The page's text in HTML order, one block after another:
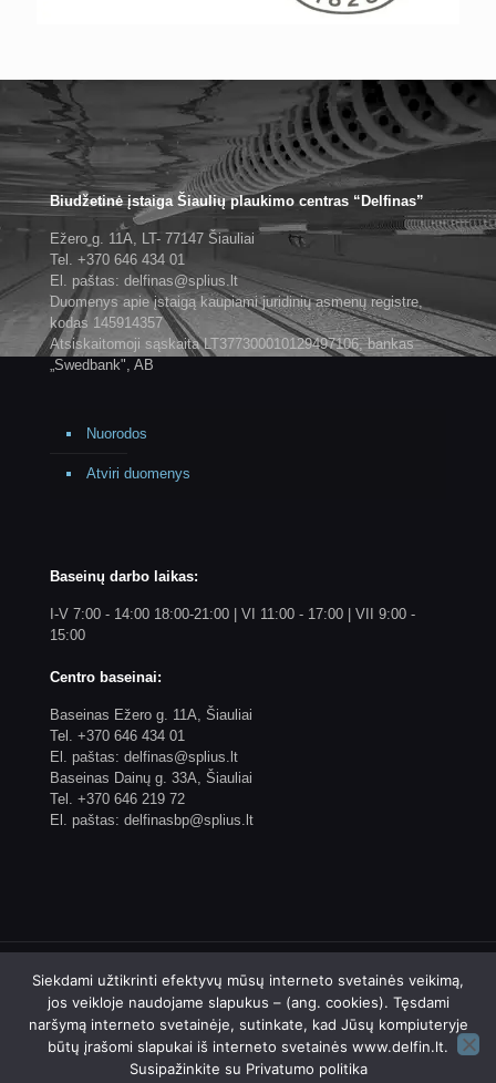
Biudžetinė įstaiga Šiaulių plaukimo centras “Delfinas”
Ežero g. 11A, LT- 77147 Šiauliai
Tel. +370 646 434 01
El. paštas: delfinas@splius.lt
Duomenys apie įstaigą kaupiami juridinių asmenų registre,
kodas 145914357
Atsiskaitomoji sąskaita LT377300010129497106, bankas
„Swedbank", AB
Nuorodos
Atviri duomenys
Baseinų darbo laikas:
I-V 7:00 - 14:00 18:00-21:00 | VI 11:00 - 17:00 | VII 9:00 -
15:00
Centro baseinai:
Baseinas Ežero g. 11A, Šiauliai
Tel. +370 646 434 01
El. paštas: delfinas@splius.lt
Baseinas Dainų g. 33A, Šiauliai
Tel. +370 646 219 72
El. paštas: delfinasbp@splius.lt
© 2023 Biudžetinės įstaigos Šiaulių plaukimo centro
"Delfinas" internetinis puslapis. Sprendimas: 4WEB
Siekdami užtikrinti efektyvų mūsų interneto svetainės veikimą,
jos veikloje naudojame slapukus – (ang. cookies). Tęsdami
naršymą interneto svetainėje, sutinkate, kad Jūsų kompiuteryje
būtų įrašomi slapukai iš interneto svetainės www.delfin.lt.
Susipažinkite su Privatumo politika